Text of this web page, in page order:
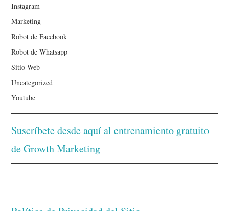
Instagram
Marketing
Robot de Facebook
Robot de Whatsapp
Sitio Web
Uncategorized
Youtube
Suscríbete desde aquí al entrenamiento gratuito
de Growth Marketing